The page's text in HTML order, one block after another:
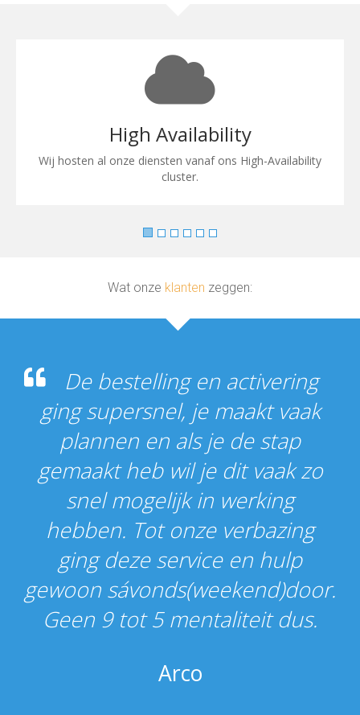
High Availability
Wij hosten al onze diensten vanaf ons High-Availability
cluster.
Wat onze klanten zeggen:
De bestelling en activering
ging supersnel, je maakt vaak
plannen en als je de stap
gemaakt heb wil je dit vaak zo
snel mogelijk in werking
hebben. Tot onze verbazing
ging deze service en hulp
gewoon sávonds(weekend)door.
Geen 9 tot 5 mentaliteit dus.
Arco